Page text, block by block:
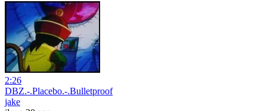
2:26
DBZ.-.Placebo.-.Bulletproof
jake